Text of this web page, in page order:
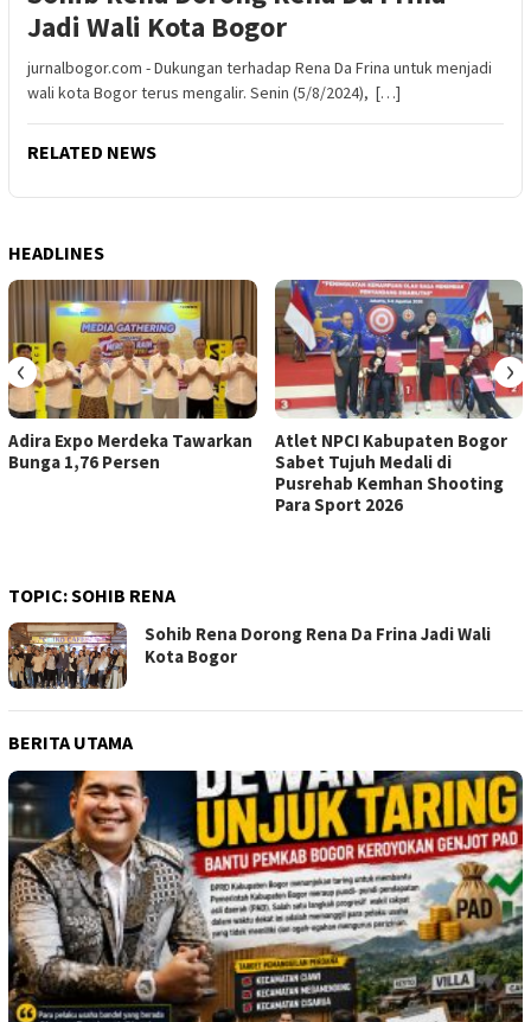
Jadi Wali Kota Bogor
jurnalbogor.com - Dukungan terhadap Rena Da Frina untuk menjadi
wali kota Bogor terus mengalir. Senin (5/8/2024), […]
RELATED NEWS
HEADLINES
Adira Expo Merdeka Tawarkan
Bunga 1,76 Persen
Atlet NPCI Kabupaten Bogor
Sabet Tujuh Medali di
Pusrehab Kemhan Shooting
Para Sport 2026
‹ ›
TOPIC:SOHIB RENA
Sohib Rena Dorong Rena Da Frina Jadi Wali
Kota Bogor
BERITA UTAMA